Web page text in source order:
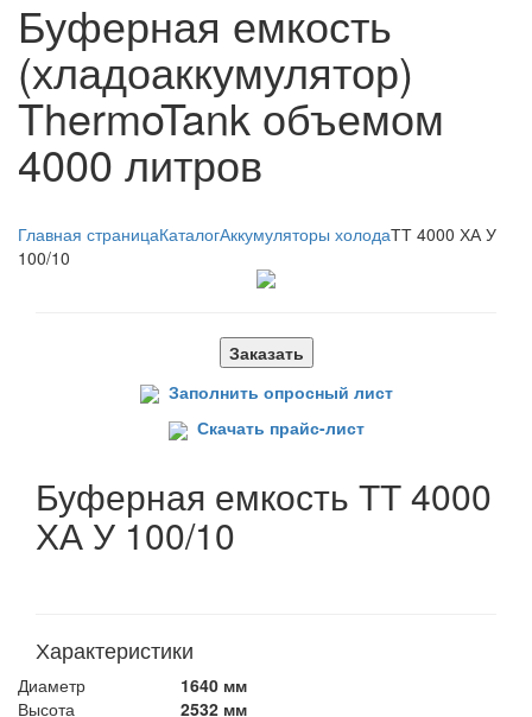
Буферная емкость
(хладоаккумулятор)
ThermoTank объемом
4000 литров
Главная страницаКаталогАккумуляторы холодаТТ 4000 ХА У
100/10
Заказать
Заполнить опросный лист
Скачать прайс-лист
Буферная емкость ТТ 4000
ХА У 100/10
Характеристики
Диаметр
1640 мм
Высота
2532 мм